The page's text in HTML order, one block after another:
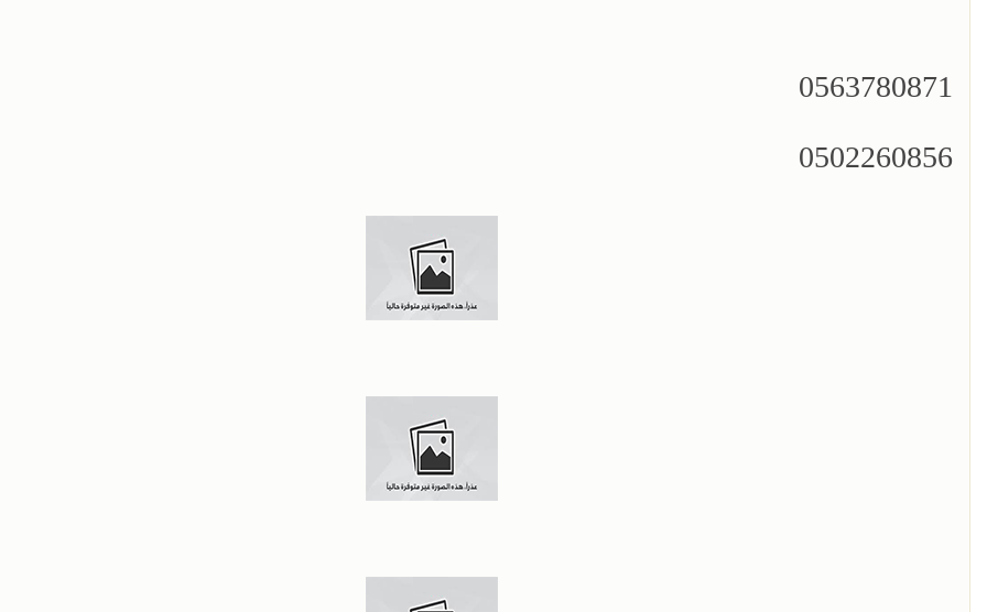
0563780871
0502260856